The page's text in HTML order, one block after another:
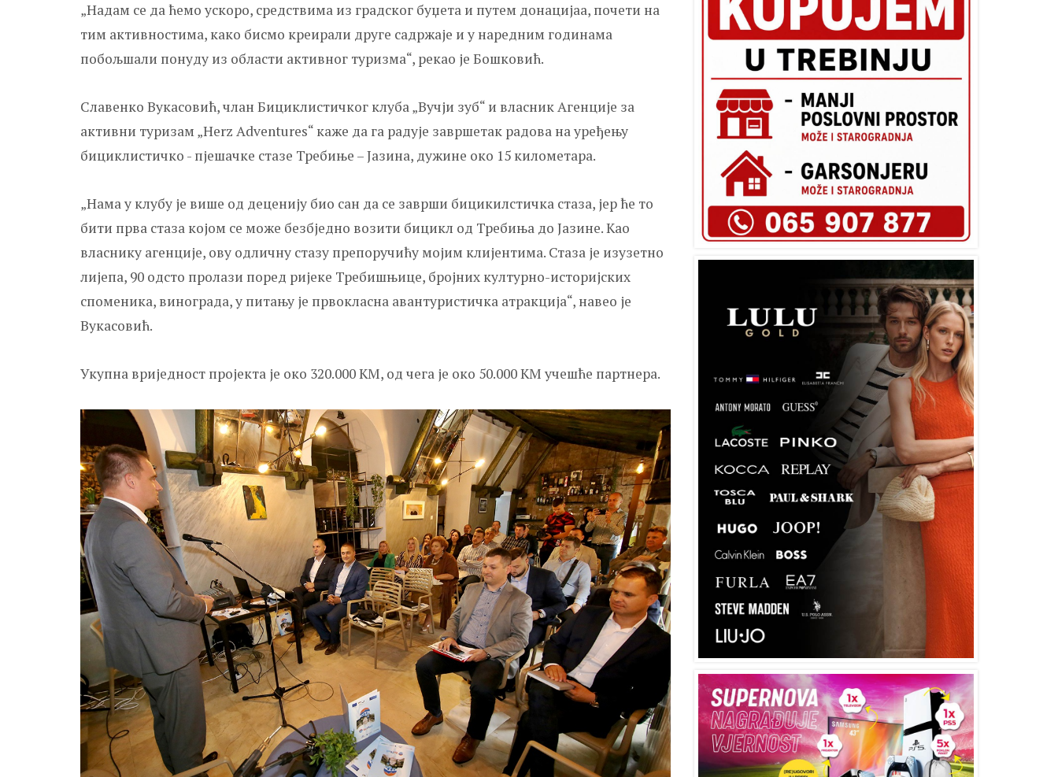
„Надам се да ћемо ускоро, средствима из градског буџета и путем донацијаа, почети на
тим активностима, како бисмо креирали друге садржаје и у наредним годинама
побољшали понуду из области активног туризма“, рекао је Бошковић.
Славенко Вукасовић, члан Бициклистичког клуба „Вучји зуб“ и власник Агенције за
активни туризам „Herz Adventures“ каже да га радује завршетак радова на уређењу
бициклистичко - пјешачке стазе Требиње – Јазина, дужине око 15 километара.
„Нама у клубу је више од деценију био сан да се заврши бицикилстичка стаза, јер ће то
бити прва стаза којом се може безбједно возити бицикл од Требиња до Јазине. Као
власнику агенције, ову одличну стазу препоручићу мојим клијентима. Стаза је изузетно
лијепа, 90 одсто пролази поред ријеке Требишњице, бројних културно-историјских
споменика, винограда, у питању је првокласна авантуристичка атракција“, навео је
Вукасовић.
Укупна вриједност пројекта је око 320.000 КМ, од чега је око 50.000 КМ учешће партнера.